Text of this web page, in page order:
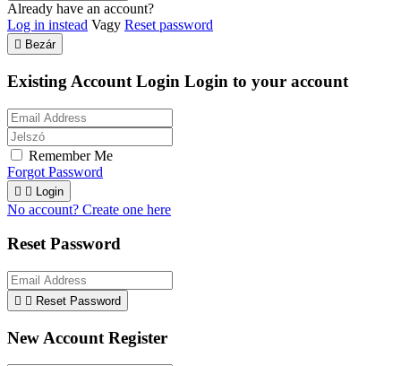
Already have an account?
Log in instead Vagy Reset password
 Bezár
Existing Account Login Login to your account
Remember Me
Forgot Password
  Login
No account? Create one here
Reset Password
  Reset Password
New Account Register